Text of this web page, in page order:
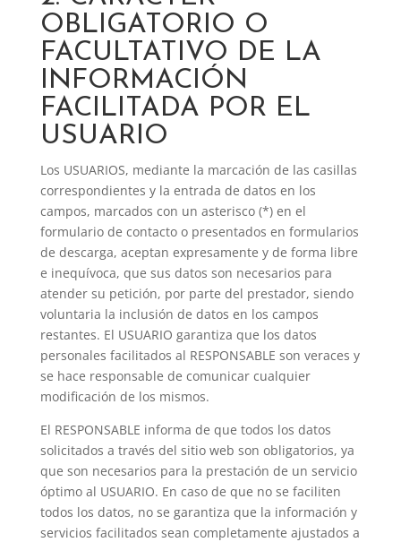
OBLIGATORIO O
FACULTATIVO DE LA
INFORMACIÓN
FACILITADA POR EL
USUARIO
Los USUARIOS, mediante la marcación de las casillas
correspondientes y la entrada de datos en los
campos, marcados con un asterisco (*) en el
formulario de contacto o presentados en formularios
de descarga, aceptan expresamente y de forma libre
e inequívoca, que sus datos son necesarios para
atender su petición, por parte del prestador, siendo
voluntaria la inclusión de datos en los campos
restantes. El USUARIO garantiza que los datos
personales facilitados al RESPONSABLE son veraces y
se hace responsable de comunicar cualquier
modificación de los mismos.
El RESPONSABLE informa de que todos los datos
solicitados a través del sitio web son obligatorios, ya
que son necesarios para la prestación de un servicio
óptimo al USUARIO. En caso de que no se faciliten
todos los datos, no se garantiza que la información y
servicios facilitados sean completamente ajustados a